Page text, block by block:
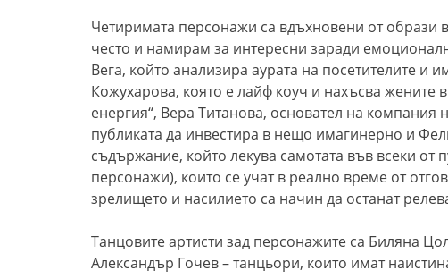
Четиримата персонажи са вдъхновени от образи
често и намирам за интересни заради емоционал
Вега, който анализира аурата на посетителите и
Кожухарова, която е лайф коуч и нахъсва жените
енергия“, Вера Титанова, основател на компания
публиката да инвестира в нещо имагинерно и
съдържание, който лекува самотата във всеки от
персонажи), които се учат в реално време от
зрелището и насилието са начин да останат
Танцовите артисти зад персонажите са Биляна
Александър Гочев – танцьори, които имат